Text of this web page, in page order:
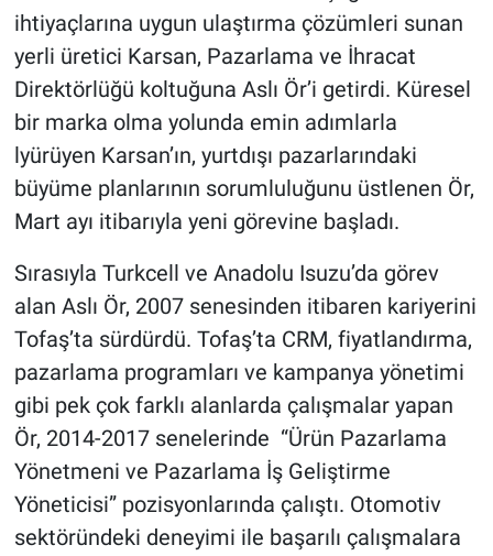
ihtiyaçlarına uygun ulaştırma çözümleri sunan
yerli üretici Karsan, Pazarlama ve İhracat
Direktörlüğü koltuğuna Aslı Ör’i getirdi. Küresel
bir marka olma yolunda emin adımlarla
lyürüyen Karsan’ın, yurtdışı pazarlarındaki
büyüme planlarının sorumluluğunu üstlenen Ör,
Mart ayı itibarıyla yeni görevine başladı.
Sırasıyla Turkcell ve Anadolu Isuzu’da görev
alan Aslı Ör, 2007 senesinden itibaren kariyerini
Tofaş’ta sürdürdü. Tofaş’ta CRM, fiyatlandırma,
pazarlama programları ve kampanya yönetimi
gibi pek çok farklı alanlarda çalışmalar yapan
Ör, 2014-2017 senelerinde “Ürün Pazarlama
Yönetmeni ve Pazarlama İş Geliştirme
Yöneticisi” pozisyonlarında çalıştı. Otomotiv
sektöründeki deneyimi ile başarılı çalışmalara